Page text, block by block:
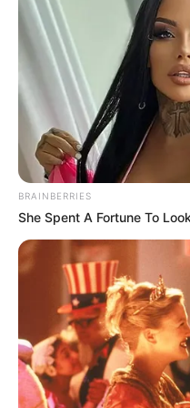
Darüber hinaus ist
eine gesunde
Mayonnaisen, da sie
ungesättigten
Avocados sind
an gesunden Fetten,
können, das Herz-
unterstützen und den
senken. Durch die
anstelle von
reduziert, ohne dabei
die Textur zu
Insgesamt ist meine
kulinarisches
zuzubereiten als
BRAINBERRIES
She Spent A Fortune To